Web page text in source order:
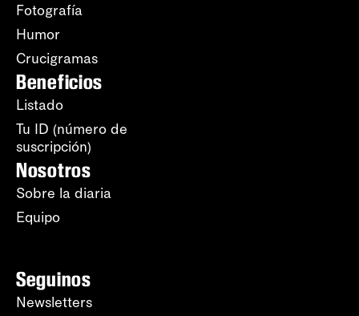
Fotografía
Humor
Crucigramas
Beneficios
Listado
Tu ID (número de
suscripción)
Nosotros
Sobre la diaria
Equipo
Seguinos
Newsletters